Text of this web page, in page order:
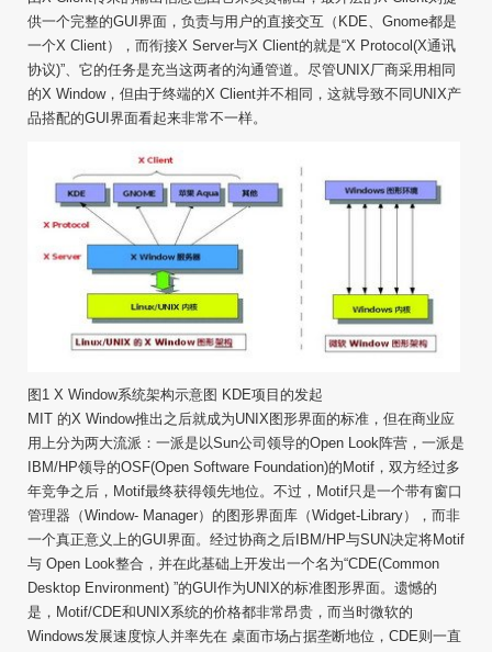
供一个完整的GUI界面，负责与用户的直接交互（KDE、Gnome都是
一个X Client），而衔接X Server与X Client的就是“X Protocol(X通讯
协议)”、它的任务是充当这两者的沟通管道。尽管UNIX厂商采用相同
的X Window，但由于终端的X Client并不相同，这就导致不同UNIX产
品搭配的GUI界面看起来非常不一样。
图1 X Window系统架构示意图 KDE项目的发起
MIT 的X Window推出之后就成为UNIX图形界面的标准，但在商业应
用上分为两大流派：一派是以Sun公司领导的Open Look阵营，一派是
IBM/HP领导的OSF(Open Software Foundation)的Motif，双方经过多
年竞争之后，Motif最终获得领先地位。不过，Motif只是一个带有窗口
管理器（Window- Manager）的图形界面库（Widget-Library），而非
一个真正意义上的GUI界面。经过协商之后IBM/HP与SUN决定将Motif
与 Open Look整合，并在此基础上开发出一个名为“CDE(Common
Desktop Environment) ”的GUI作为UNIX的标准图形界面。遗憾的
是，Motif/CDE和UNIX系统的价格都非常昂贵，而当时微软的
Windows发展速度惊人并率先在 桌面市场占据垄断地位，CDE则一直